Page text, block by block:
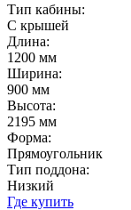
Тип кабины:
С крышей
Длина:
1200 мм
Ширина:
900 мм
Высота:
2195 мм
Форма:
Прямоугольник
Тип поддона:
Низкий
Где купить